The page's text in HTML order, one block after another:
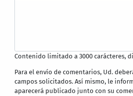
Contenido limitado a 3000 carácteres,
Para el envío de comentarios, Ud.
campos solicitados. Así mismo, le
aparecerá publicado junto con su